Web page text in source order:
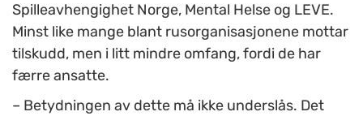
Spilleavhengighet Norge, Mental Helse og LEVE.
Minst like mange blant rusorganisasjonene mottar
tilskudd, men i litt mindre omfang, fordi de har
færre ansatte.
– Betydningen av dette må ikke underslås. Det